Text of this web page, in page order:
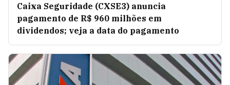
Caixa Seguridade (CXSE3) anuncia
pagamento de R$ 960 milhões em
dividendos; veja a data do pagamento